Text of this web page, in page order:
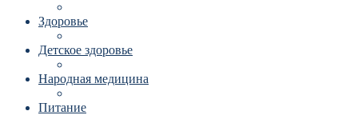
Здоровье
Детское здоровье
Народная медицина
Питание